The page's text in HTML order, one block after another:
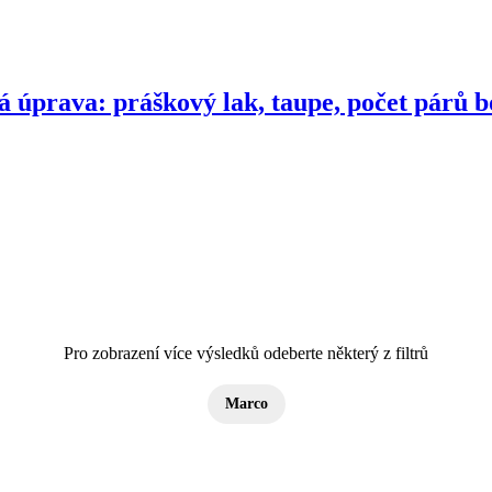
úprava: práškový lak, taupe, počet párů
Pro zobrazení více výsledků odeberte některý z filtrů
Marco